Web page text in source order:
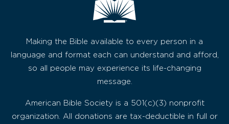
Making the Bible available to every person in a
language and format each can understand and afford,
so all people may experience its life-changing
message.
American Bible Society is a 501(c)(3) nonprofit
organization. All donations are tax-deductible in full or